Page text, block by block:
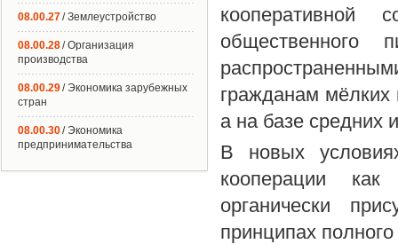
кооперативной
общественного
гражданам
а на базе средних
В новых
кооперации как
органически
принципах
08.00.27/ Землеустройство
08.00.28/ Организация
производства
08.00.29/ Экономика зарубежных
стран
08.00.30/ Экономика
предпринимательства